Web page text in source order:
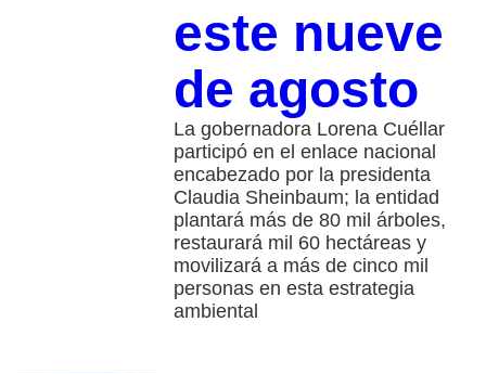
este nueve
de agosto
La gobernadora Lorena Cuéllar
participó en el enlace nacional
encabezado por la presidenta
Claudia Sheinbaum; la entidad
plantará más de 80 mil árboles,
restaurará mil 60 hectáreas y
movilizará a más de cinco mil
personas en esta estrategia
ambiental